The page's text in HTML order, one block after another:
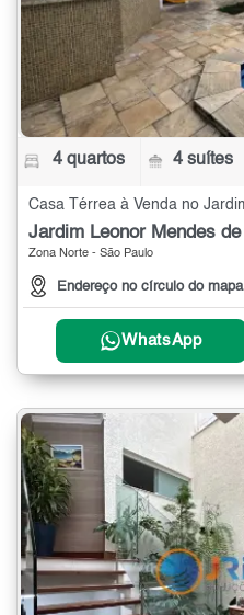
4 quartos 4 suítes
Zona Norte - São Paulo
Endereço no círculo do mapa
WhatsApp